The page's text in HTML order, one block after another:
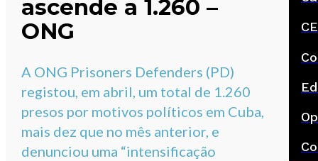
ascende a 1.260 –
ONG
A ONG Prisoners Defenders (PD)
registou, em abril, um total de 1.260
presos por motivos políticos em Cuba,
mais dez que no mês anterior, e
denunciou uma “intensificação